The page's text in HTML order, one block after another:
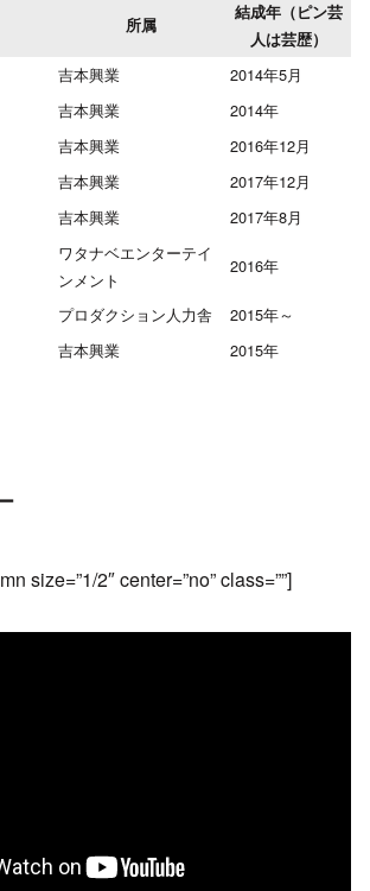
所属
結成年（ピン芸
人は芸歴）
吉本興業 2014年5月
吉本興業 2014年
吉本興業 2016年12月
吉本興業 2017年12月
吉本興業 2017年8月
ワタナベエンターテイ
ンメント
2016年
プロダクション人力舎 2015年～
吉本興業 2015年
size=”1/2″ center=”no” class=””]